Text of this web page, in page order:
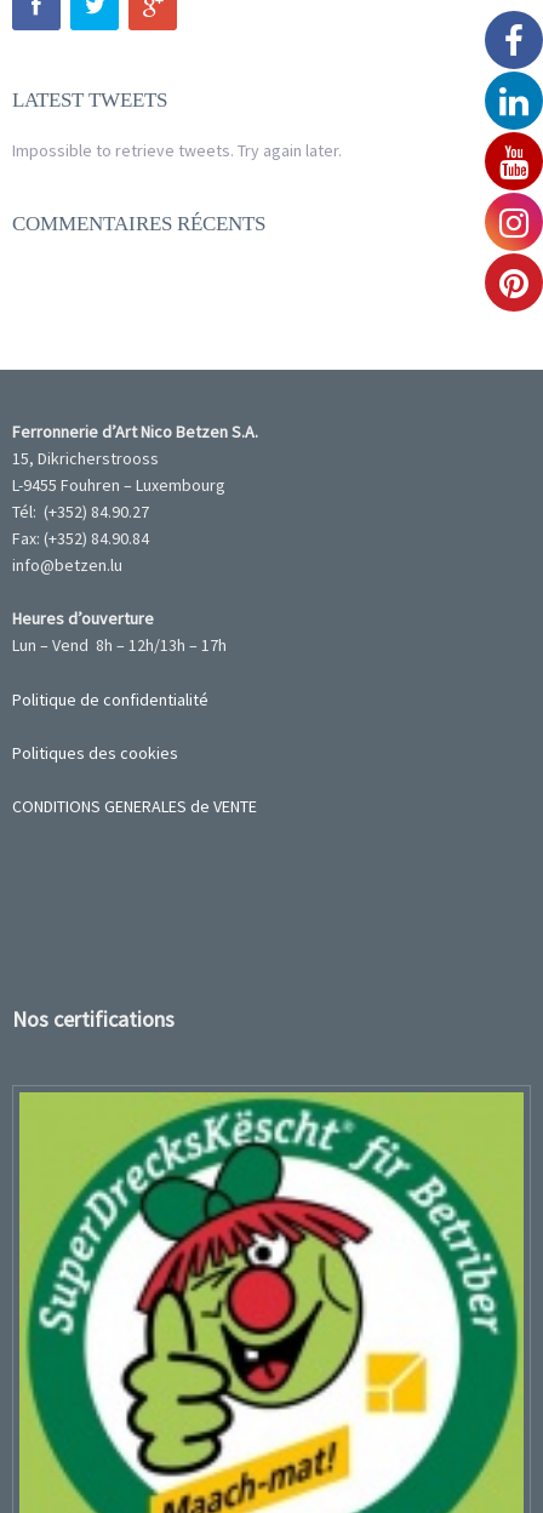
LATEST TWEETS
Impossible to retrieve tweets. Try again later.
COMMENTAIRES RÉCENTS
Ferronnerie d’Art Nico Betzen S.A.
15, Dikricherstrooss
L-9455 Fouhren – Luxembourg
Tél: (+352) 84.90.27
Fax: (+352) 84.90.84
info@betzen.lu
Heures d’ouverture
Lun – Vend 8h – 12h/13h – 17h
Politique de confidentialité
Politiques des cookies
CONDITIONS GENERALES de VENTE
Nos certifications